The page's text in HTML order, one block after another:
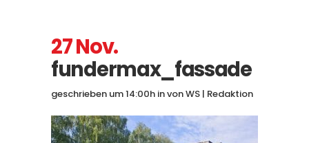
27 Nov.
fundermax_fassade
geschrieben um 14:00h invonWS | Redaktion